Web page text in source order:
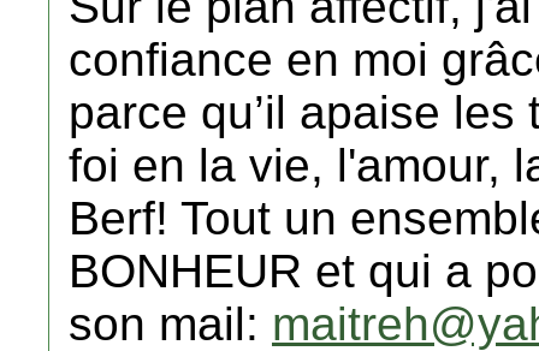
confiance en moi
parce qu’il apaise
foi en la vie, l'amour,
Berf! Tout un
BONHEUR et qui a
son mail: